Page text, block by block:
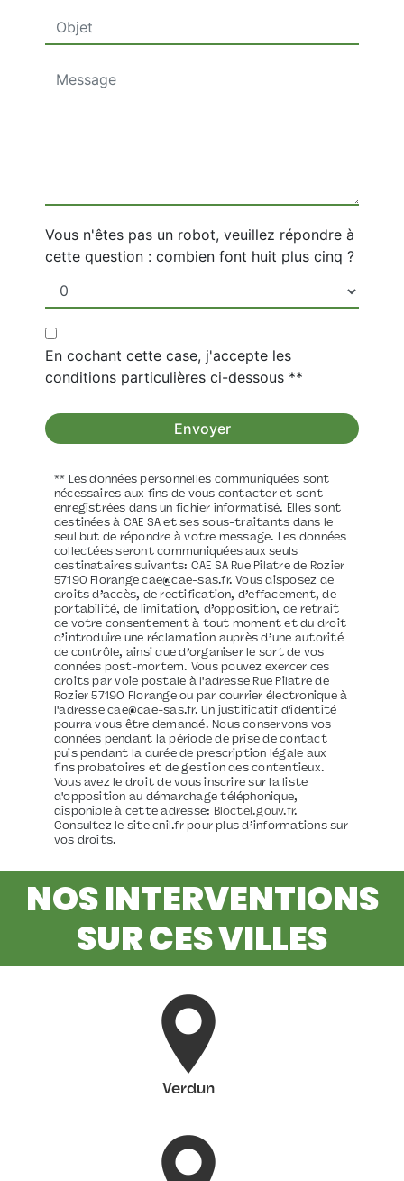
Vous n'êtes pas un robot, veuillez répondre à
cette question : combien font huit plus cinq ?
En cochant cette case, j'accepte les
conditions particulières ci-dessous **
Envoyer
** Les données personnelles communiquées sont
nécessaires aux fins de vous contacter et sont
enregistrées dans un fichier informatisé. Elles sont
destinées à CAE SA et ses sous-traitants dans le
seul but de répondre à votre message. Les données
collectées seront communiquées aux seuls
destinataires suivants: CAE SA Rue Pilatre de Rozier
57190 Florange cae@cae-sas.fr. Vous disposez de
droits d’accès, de rectification, d’effacement, de
portabilité, de limitation, d’opposition, de retrait
de votre consentement à tout moment et du droit
d’introduire une réclamation auprès d’une autorité
de contrôle, ainsi que d’organiser le sort de vos
données post-mortem. Vous pouvez exercer ces
droits par voie postale à l'adresse Rue Pilatre de
Rozier 57190 Florange ou par courrier électronique à
l'adresse cae@cae-sas.fr. Un justificatif d'identité
pourra vous être demandé. Nous conservons vos
données pendant la période de prise de contact
puis pendant la durée de prescription légale aux
fins probatoires et de gestion des contentieux.
Vous avez le droit de vous inscrire sur la liste
d'opposition au démarchage téléphonique,
disponible à cette adresse: Bloctel.gouv.fr.
Consultez le site cnil.fr pour plus d’informations sur
vos droits.
NOS INTERVENTIONS
SUR CES VILLES
Verdun